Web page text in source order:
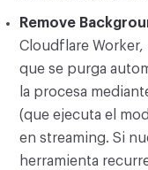
Remove
Cloudflare Worker,
que se purga
la procesa
(que ejecuta el
en streaming. Si
herramienta